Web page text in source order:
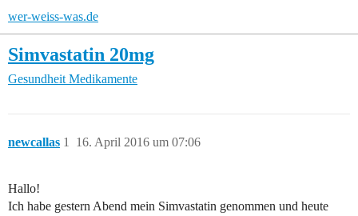
wer-weiss-was.de
Simvastatin 20mg
Gesundheit Medikamente
newcallas 16. April 2016 um 07:06
1
Hallo!
Ich habe gestern Abend mein Simvastatin genommen und heute